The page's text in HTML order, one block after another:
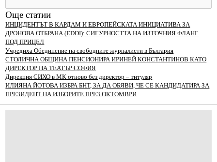
Още статии
ИНЦИДЕНТЪТ В КАРДАМ И ЕВРОПЕЙСКАТА ИНИЦИАТИВА ЗА
ДРОНОВА ОТБРАНА (EDDI): СИГУРНОСТТА НА ИЗТОЧНИЯ ФЛАНГ
ПОД ПРИЦЕЛ
Учредиха Обединение на свободните журналисти в България
СТОЛИЧНА ОБЩИНА ПЕНСИОНИРА ИРИНЕЙ КОНСТАНТИНОВ КАТО
ДИРЕКТОР НА ТЕАТЪР СОФИЯ
Дирекция СИХО в МК отново без директор – титуляр
ИЛИЯНА ЙОТОВА ИЗБРА БНТ, ЗА ДА ОБЯВИ, ЧЕ СЕ КАНДИДАТИРА ЗА
ПРЕЗИДЕНТ НА ИЗБОРИТЕ ПРЕЗ ОКТОМВРИ